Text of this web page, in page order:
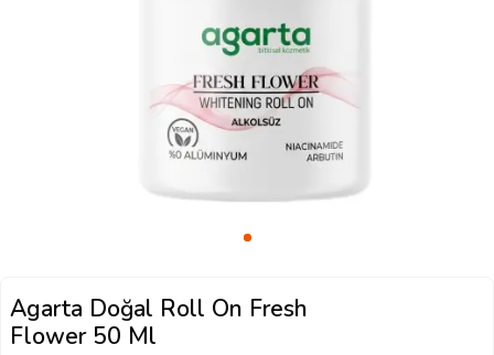
Agarta Doğal Roll On Fresh
Flower 50 Ml